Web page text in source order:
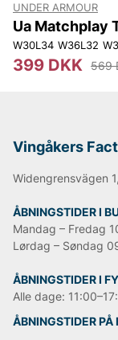
UNDER ARMOUR
Ua Matchplay
Pant
W30L34 W36L32
399 DKK 569
Vingåkers
Widengrensvägen
ÅBNINGSTIDER I
Mandag – Fredag
Lørdag – Søndag
ÅBNINGSTIDER I
Alle dage:
ÅBNINGSTIDER PÅ